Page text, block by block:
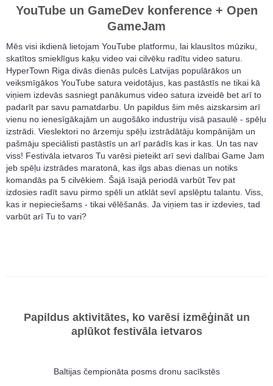
YouTube un GameDev konference + Open
GameJam
Mēs visi ikdienā lietojam YouTube platformu, lai klausītos mūziku,
skatītos smieklīgus kaķu video vai cilvēku radītu video saturu.
HyperTown Riga divās dienās pulcēs Latvijas populārākos un
veiksmīgākos YouTube satura veidotājus, kas pastāstīs ne tikai kā
viņiem izdevās sasniegt panākumus video satura izveidē bet arī to
padarīt par savu pamatdarbu. Un papildus šim mēs aizskarsim arī
vienu no ienesīgākajām un augošāko industriju visā pasaulē - spēļu
izstrādi. Vieslektori no ārzemju spēļu izstrādātāju kompānijām un
pašmāju speciālisti pastāstīs un arī parādīs kas ir kas. Un tas nav
viss! Festivāla ietvaros Tu varēsi pieteikt arī sevi dalībai Game Jam
jeb spēļu izstrādes maratonā, kas ilgs abas dienas un notiks
komandās pa 5 cilvēkiem. Šajā īsajā periodā varbūt Tev pat
izdosies radīt savu pirmo spēli un atklāt sevī apslēptu talantu. Viss,
kas ir nepieciešams - tikai vēlēšanās. Ja viņiem tas ir izdevies, tad
varbūt arī Tu to vari?
Papildus aktivitātes, ko varēsi izmēģināt un
aplūkot festivāla ietvaros
Baltijas čempionāta posms dronu sacīkstēs